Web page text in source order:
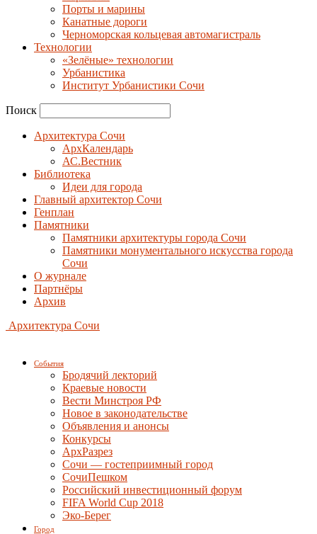
Порты и марины
Канатные дороги
Черноморская кольцевая автомагистраль
Технологии
«Зелёные» технологии
Урбанистика
Институт Урбанистики Сочи
Поиск
Архитектура Сочи
АрхКалендарь
АС.Вестник
Библиотека
Идеи для города
Главный архитектор Сочи
Генплан
Памятники
Памятники архитектуры города Сочи
Памятники монументального искусства города
Сочи
О журнале
Партнёры
Архив
Архитектура Сочи
События
Бродячий лекторий
Краевые новости
Вести Минстроя РФ
Новое в законодательстве
Объявления и анонсы
Конкурсы
АрхРазрез
Сочи — гостеприимный город
СочиПешком
Российский инвестиционный форум
FIFA World Cup 2018
Эко-Берег
Город